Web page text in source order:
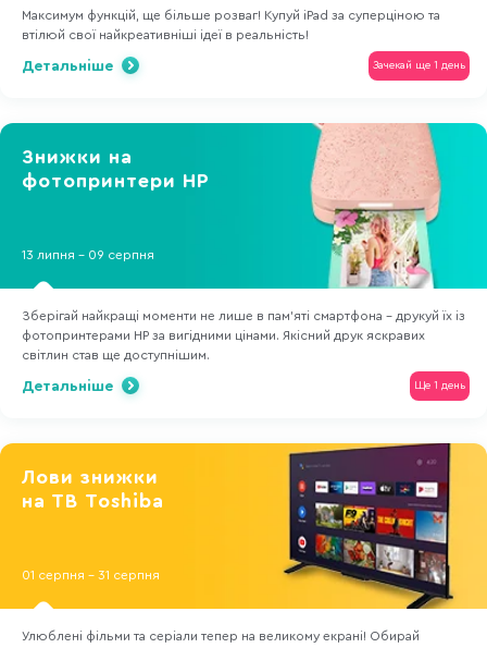
Максимум функцій, ще більше розваг! Купуй iPad за суперціною та
втілюй свої найкреативніші ідеї в реальність!
Зачекай ще 1 день
Детальніше
Знижки на
фотопринтери НР
13 липня - 09 серпня
Зберігай найкращі моменти не лише в пам'яті смартфона - друкуй їх із
фотопринтерами HP за вигідними цінами. Якісний друк яскравих
світлин став ще доступнішим.
Ще 1 день
Детальніше
Лови знижки
на ТВ Toshiba
01 серпня - 31 серпня
Улюблені фільми та серіали тепер на великому екрані! Обирай